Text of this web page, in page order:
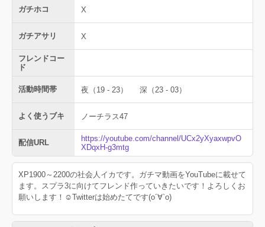
ガチホコ X
ガチアサリ X
フレンドコー
ド
活動時間帯 夜（19 - 23） 深（23 - 03）
よく使うブキ ノーチラス47
配信URL
https://youtube.com/channel/UCx2yXyaxwpvO
XDqxH-g3mtg
XP1900～2200の社会人イカです。ガチマ動画をYouTubeに載せて
ます。スプラ3に向けてフレンド作っていきたいです！よろしくお
願いします！☺️Twitterは始めたてです(о´∀`о)